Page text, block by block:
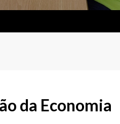
da Economia